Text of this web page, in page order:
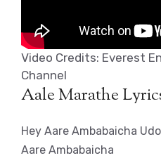
Video Credits: Everest
Channel
Aale Marathe
Hey Aare Ambabaicha
Aare Ambabaicha